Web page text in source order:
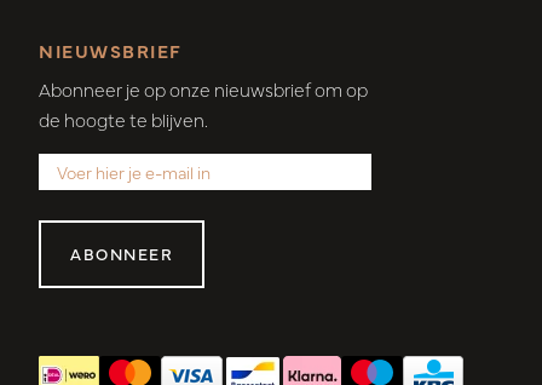
NIEUWSBRIEF
Abonneer je op onze nieuwsbrief om op
de hoogte te blijven.
ABONNEER